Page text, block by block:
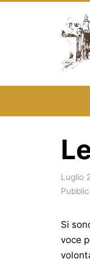
Luglio
Si
voce